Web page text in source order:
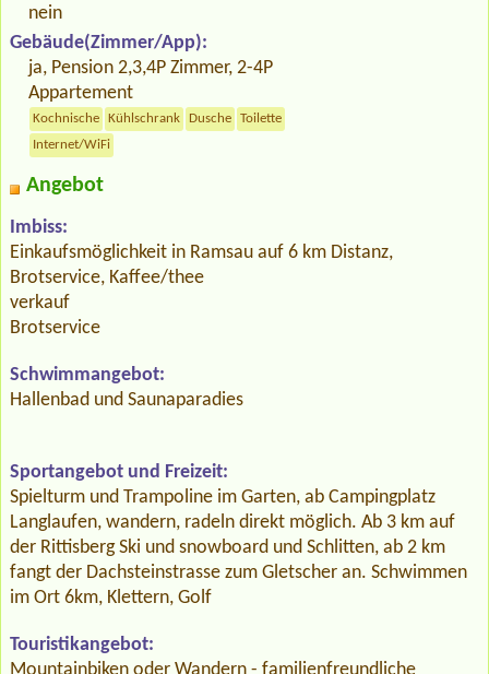
nein
Gebäude(Zimmer/App):
ja, Pension 2,3,4P Zimmer, 2-4P
Appartement
Kochnische Kühlschrank Dusche
Toilette
Internet/WiFi
Angebot
Imbiss:
Einkaufsmöglichkeit in Ramsau auf 6 km Distanz,
Brotservice, Kaffee/thee
verkauf
Brotservice
Schwimmangebot:
Hallenbad und Saunaparadies
Sportangebot und Freizeit:
Spielturm und Trampoline im Garten, ab Campingplatz
Langlaufen, wandern, radeln direkt möglich. Ab 3 km auf
der Rittisberg Ski und snowboard und Schlitten, ab 2 km
fangt der Dachsteinstrasse zum Gletscher an. Schwimmen
im Ort 6km, Klettern, Golf
Touristikangebot:
Mountainbiken oder Wandern - familienfreundliche